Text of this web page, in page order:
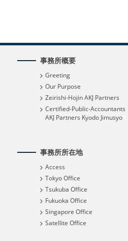
事務所概要
Greeting
Our Purpose
Zeirishi-Hojin AKJ Partners
Certified-Public-Accountants
AKJ Partners Kyodo Jimusyo
事務所所在地
Access
Tokyo Office
Tsukuba Office
Fukuoka Office
Singapore Office
Satellite Office